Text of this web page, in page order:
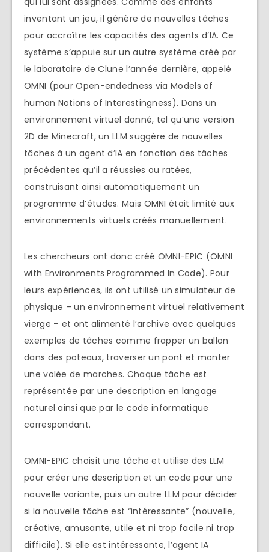
inventant un jeu, il génère de nouvelles tâches
pour accroître les capacités des agents d’IA. Ce
système s’appuie sur un autre système créé par
le laboratoire de Clune l’année dernière, appelé
OMNI (pour Open-endedness via Models of
human Notions of Interestingness). Dans un
environnement virtuel donné, tel qu’une version
2D de Minecraft, un LLM suggère de nouvelles
tâches à un agent d’IA en fonction des tâches
précédentes qu’il a réussies ou ratées,
construisant ainsi automatiquement un
programme d’études. Mais OMNI était limité aux
environnements virtuels créés manuellement.
Les chercheurs ont donc créé OMNI-EPIC (OMNI
with Environments Programmed In Code). Pour
leurs expériences, ils ont utilisé un simulateur de
physique – un environnement virtuel relativement
vierge – et ont alimenté l’archive avec quelques
exemples de tâches comme frapper un ballon
dans des poteaux, traverser un pont et monter
une volée de marches. Chaque tâche est
représentée par une description en langage
naturel ainsi que par le code informatique
correspondant.
OMNI-EPIC choisit une tâche et utilise des LLM
pour créer une description et un code pour une
nouvelle variante, puis un autre LLM pour décider
si la nouvelle tâche est “intéressante” (nouvelle,
créative, amusante, utile et ni trop facile ni trop
difficile). Si elle est intéressante, l’agent IA